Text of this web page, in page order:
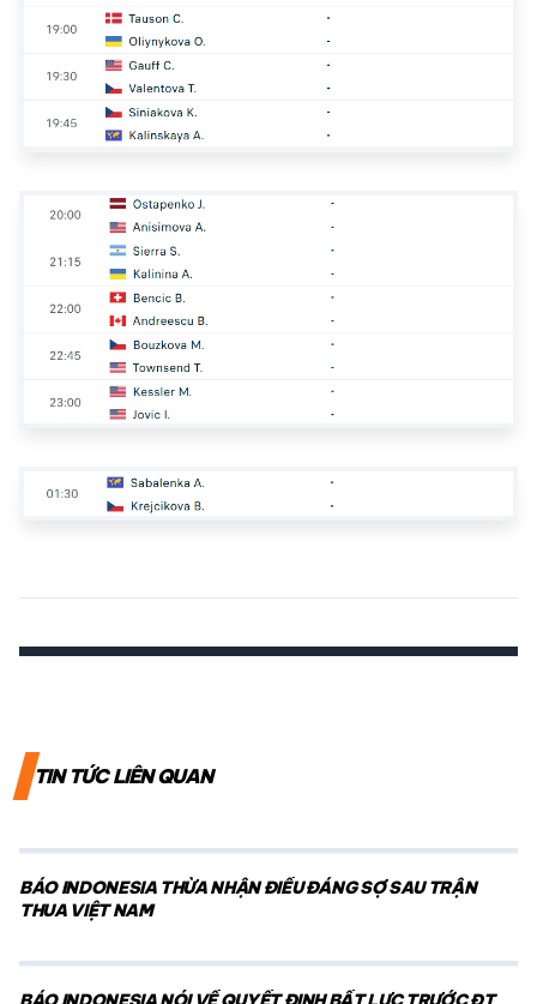
TIN TỨC LIÊN QUAN
BÁO INDONESIA THỪA NHẬN ĐIỀU ĐÁNG SỢ SAU TRẬN
THUA VIỆT NAM